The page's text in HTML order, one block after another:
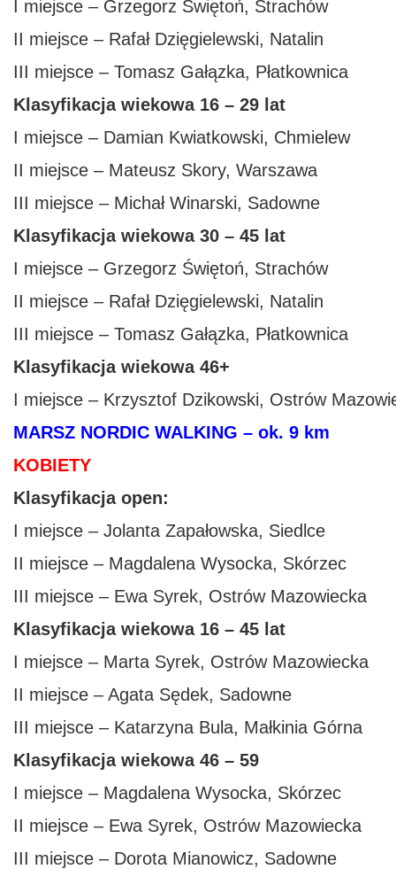
I miejsce – Grzegorz Świętoń, Strachów
II miejsce – Rafał Dzięgielewski, Natalin
III miejsce – Tomasz Gałązka, Płatkownica
Klasyfikacja wiekowa 16 – 29 lat
I miejsce – Damian Kwiatkowski, Chmielew
II miejsce – Mateusz Skory, Warszawa
III miejsce – Michał Winarski, Sadowne
Klasyfikacja wiekowa 30 – 45 lat
I miejsce – Grzegorz Świętoń, Strachów
II miejsce – Rafał Dzięgielewski, Natalin
III miejsce – Tomasz Gałązka, Płatkownica
Klasyfikacja wiekowa 46+
I miejsce – Krzysztof Dzikowski, Ostrów
MARSZ NORDIC WALKING – ok. 9 km
KOBIETY
Klasyfikacja open:
I miejsce – Jolanta Zapałowska, Siedlce
II miejsce – Magdalena Wysocka, Skórzec
III miejsce – Ewa Syrek, Ostrów Mazowiecka
Klasyfikacja wiekowa 16 – 45 lat
I miejsce – Marta Syrek, Ostrów Mazowiecka
II miejsce – Agata Sędek, Sadowne
III miejsce – Katarzyna Bula, Małkinia Górna
Klasyfikacja wiekowa 46 – 59
I miejsce – Magdalena Wysocka, Skórzec
II miejsce – Ewa Syrek, Ostrów Mazowiecka
III miejsce – Dorota Mianowicz, Sadowne